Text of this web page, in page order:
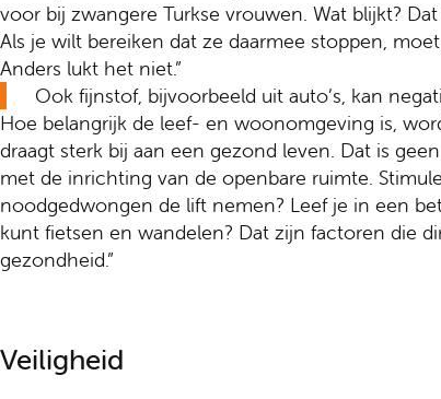
voor bij zwangere Turkse vrouwen. Wat blijkt?
Als je wilt bereiken dat ze daarmee stoppen,
Anders lukt het niet.”
Ook fijnstof, bijvoorbeeld uit auto’s, kan
Hoe belangrijk de leef- en woonomgeving is,
draagt sterk bij aan een gezond leven. Dat is
met de inrichting van de openbare ruimte.
noodgedwongen de lift nemen? Leef je in een
kunt fietsen en wandelen? Dat zijn factoren die
gezondheid.”
Veiligheid